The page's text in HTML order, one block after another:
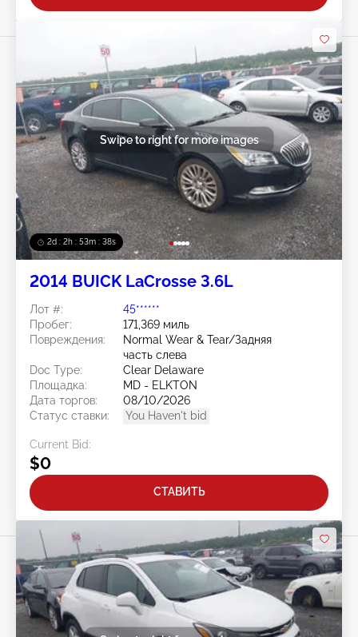
2d : 2h : 53m : 35s
Swipe to right for more images
2014 BUICK LaCrosse 3.6L
Лот #:
45******
Пробег:
171,369 миль
Повреждения:
Normal Wear & Tear/Задняя
часть слева
Doc Type:
Clear Delaware
Площадка:
MD - ELKTON
Дата торгов:
08/10/2026
Статус ставки:
You Haven't bid
Current Bid:
$0
СТАВИТЬ